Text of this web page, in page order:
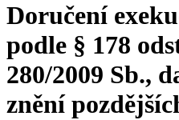
Doručení
podle § 178
280/2009 Sb.,
znění